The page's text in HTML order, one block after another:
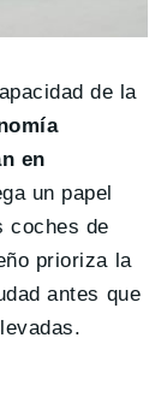
de la
en
un papel
coches de
prioriza la
antes que